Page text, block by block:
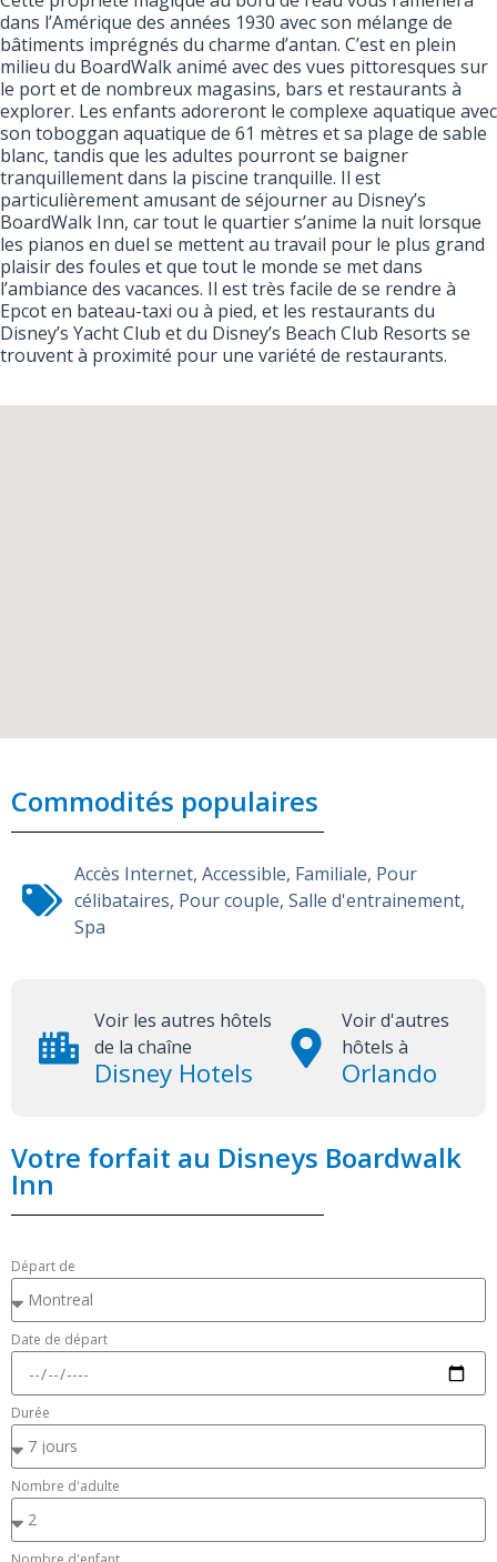
dans l’Amérique des années 1930 avec son mélange de
bâtiments imprégnés du charme d’antan. C’est en plein
milieu du BoardWalk animé avec des vues pittoresques sur
le port et de nombreux magasins, bars et restaurants à
explorer. Les enfants adoreront le complexe aquatique avec
son toboggan aquatique de 61 mètres et sa plage de sable
blanc, tandis que les adultes pourront se baigner
tranquillement dans la piscine tranquille. Il est
particulièrement amusant de séjourner au Disney’s
BoardWalk Inn, car tout le quartier s’anime la nuit lorsque
les pianos en duel se mettent au travail pour le plus grand
plaisir des foules et que tout le monde se met dans
l’ambiance des vacances. Il est très facile de se rendre à
Epcot en bateau-taxi ou à pied, et les restaurants du
Disney’s Yacht Club et du Disney’s Beach Club Resorts se
trouvent à proximité pour une variété de restaurants.
Commodités populaires
Accès Internet, Accessible, Familiale, Pour
célibataires, Pour couple, Salle d'entrainement,
Spa
Voir les autres hôtels
de la chaîne
Disney Hotels
Voir d'autres
hôtels à
Orlando
Votre forfait au Disneys Boardwalk
Inn
Départ de
Date de départ
Durée
Nombre d'adulte